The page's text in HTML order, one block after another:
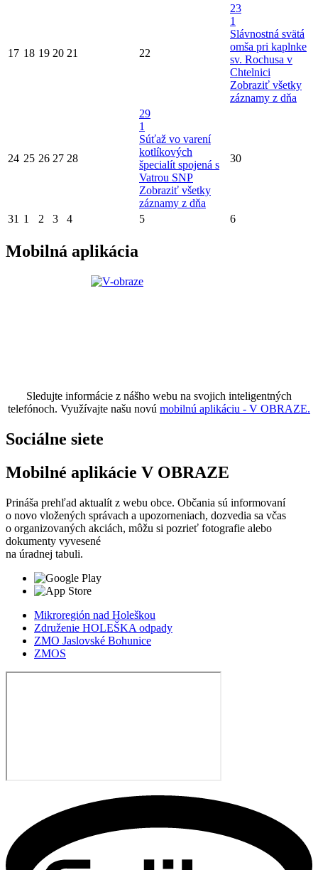
17 18 19 20 21 22
23
1
Slávnostná svätá
omša pri kaplnke
sv. Rochusa v
Chtelnici
Zobraziť všetky
záznamy z dňa
24 25 26 27 28
29
1
Súťaž vo varení
kotlíkových
špecialít spojená s
Vatrou SNP
Zobraziť všetky
záznamy z dňa
30
31 1 2 3 4 5 6
Mobilná aplikácia
Sledujte informácie z nášho webu na svojich inteligentných
telefónoch. Využívajte našu novú mobilnú aplikáciu - V OBRAZE.
Sociálne siete
Mobilné aplikácie V OBRAZE
Prináša prehľad aktualít z webu obce. Občania sú informovaní
o novo vložených správach a upozorneniach, dozvedia sa včas
o organizovaných akciách, môžu si pozrieť fotografie alebo
dokumenty vyvesené
na úradnej tabuli.
Mikroregión nad Holeškou
Združenie HOLEŠKA odpady
ZMO Jaslovské Bohunice
ZMOS